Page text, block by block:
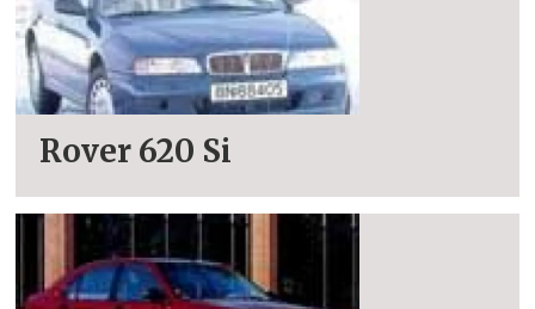
Rover 620 Si